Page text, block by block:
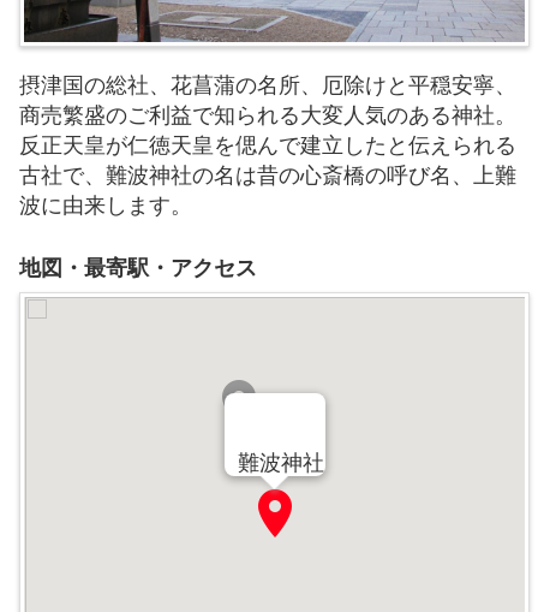
摂津国の総社、花菖蒲の名所、厄除けと平穏安寧、
商売繁盛のご利益で知られる大変人気のある神社。
反正天皇が仁徳天皇を偲んで建立したと伝えられる
古社で、難波神社の名は昔の心斎橋の呼び名、上難
波に由来します。
地図・最寄駅・アクセス
難波神社